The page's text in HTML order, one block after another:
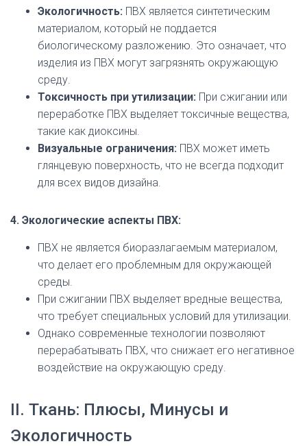
Экологичность: ПВХ является синтетическим
материалом, который не поддается
биологическому разложению. Это означает, что
изделия из ПВХ могут загрязнять окружающую
среду.
Токсичность при утилизации: При сжигании или
переработке ПВХ выделяет токсичные вещества,
такие как диоксины.
Визуальные ограничения: ПВХ может иметь
глянцевую поверхность, что не всегда подходит
для всех видов дизайна.
4. Экологические аспекты ПВХ:
ПВХ не является биоразлагаемым материалом,
что делает его проблемным для окружающей
среды.
При сжигании ПВХ выделяет вредные вещества,
что требует специальных условий для утилизации.
Однако современные технологии позволяют
перерабатывать ПВХ, что снижает его негативное
воздействие на окружающую среду.
II. Ткань: Плюсы, Минусы и
Экологичность